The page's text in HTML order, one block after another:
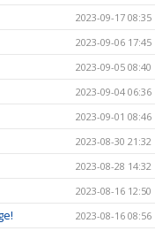
2023-09-17 08:35
2023-09-06 17:45
2023-09-05 08:40
2023-09-04 06:36
2023-09-01 08:46
2023-08-30 21:32
2023-08-28 14:32
2023-08-16 12:50
2023-08-16 08:56